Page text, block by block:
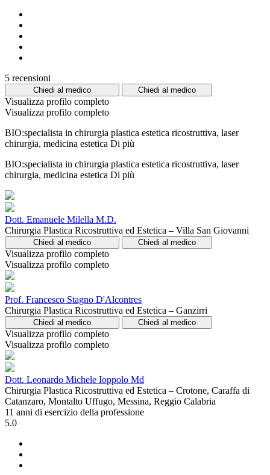
5 recensioni
Chiedi al medico Chiedi al medico
Visualizza profilo completo
Visualizza profilo completo
BIO:specialista in chirurgia plastica estetica ricostruttiva, laser
chirurgia, medicina estetica Di più
BIO:specialista in chirurgia plastica estetica ricostruttiva, laser
chirurgia, medicina estetica Di più
Dott. Emanuele Milella M.D.
Chirurgia Plastica Ricostruttiva ed Estetica – Villa San Giovanni
Chiedi al medico Chiedi al medico
Visualizza profilo completo
Visualizza profilo completo
Prof. Francesco Stagno D'Alcontres
Chirurgia Plastica Ricostruttiva ed Estetica – Ganzirri
Chiedi al medico Chiedi al medico
Visualizza profilo completo
Visualizza profilo completo
Dott. Leonardo Michele Ioppolo Md
Chirurgia Plastica Ricostruttiva ed Estetica – Crotone, Caraffa di
Catanzaro, Montalto Uffugo, Messina, Reggio Calabria
11 anni di esercizio della professione
5.0